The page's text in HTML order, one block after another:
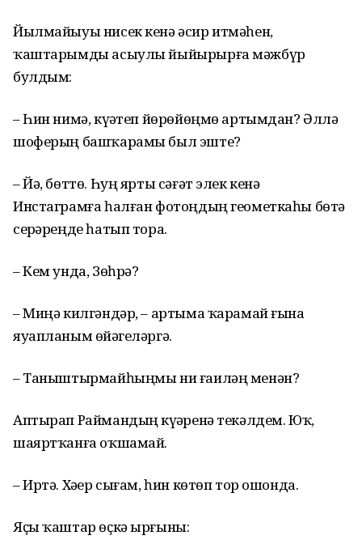
Йылмайыуы нисек кенә әсир итмәһен,
ҡаштарымды асыулы йыйырырға мәжбүр
булдым:
– Һин нимә, күҙәтеп йөрөйөңмө артымдан? Әллә
шоферың башҡарамы был эште?
– Йә, бөттө. Һуң ярты сәғәт элек кенә
Инстаграмға һалған фотоңдың геометкаһы бөтә
серҙәреңде һатып тора.
– Кем унда, Зөһрә?
– Миңә килгәндәр, – артыма ҡарамай ғына
яуапланым өйҙәгеләргә.
– Таныштырмайһыңмы ни ғаиләң менән?
Аптырап Раймандың күҙҙәренә текәлдем. Юҡ,
шаяртҡанға оҡшамай.
– Иртә. Хәҙер сығам, һин көтөп тор ошонда.
Яҫы ҡаштар өҫкә ырғыны: